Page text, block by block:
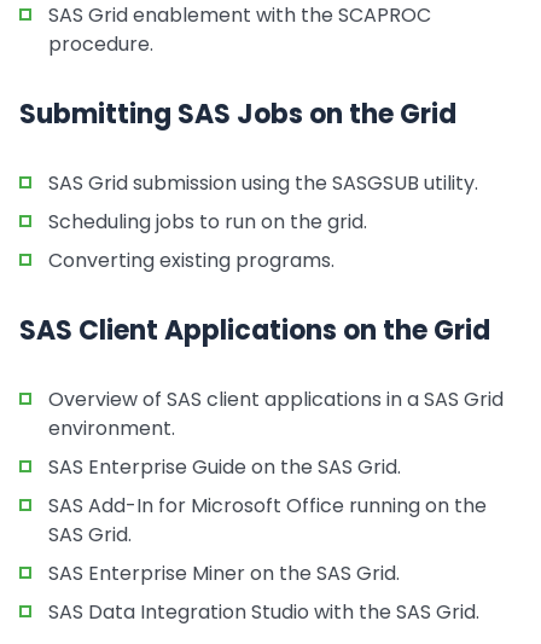
SAS Grid enablement with the SCAPROC
procedure.
Submitting SAS Jobs on the Grid
SAS Grid submission using the SASGSUB utility.
Scheduling jobs to run on the grid.
Converting existing programs.
SAS Client Applications on the Grid
Overview of SAS client applications in a SAS Grid
environment.
SAS Enterprise Guide on the SAS Grid.
SAS Add-In for Microsoft Office running on the
SAS Grid.
SAS Enterprise Miner on the SAS Grid.
SAS Data Integration Studio with the SAS Grid.